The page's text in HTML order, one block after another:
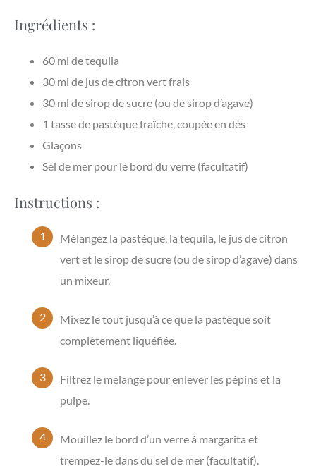
Ingrédients :
60 ml de tequila
30 ml de jus de citron vert frais
30 ml de sirop de sucre (ou de sirop d’agave)
1 tasse de pastèque fraîche, coupée en dés
Glaçons
Sel de mer pour le bord du verre (facultatif)
Instructions :
Mélangez la pastèque, la tequila, le jus de citron
vert et le sirop de sucre (ou de sirop d’agave) dans
un mixeur.
Mixez le tout jusqu’à ce que la pastèque soit
complètement liquéfiée.
Filtrez le mélange pour enlever les pépins et la
pulpe.
Mouillez le bord d’un verre à margarita et
trempez-le dans du sel de mer (facultatif).